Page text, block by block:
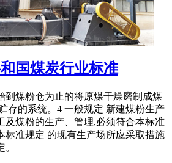
国煤炭行业标准
到煤粉仓为止的将原煤干燥磨制成煤
存的系统。4 一般规定 新建煤粉生产
及煤粉的生产、管理,必须符合本标准
标准规定 的现有生产场所应采取措施